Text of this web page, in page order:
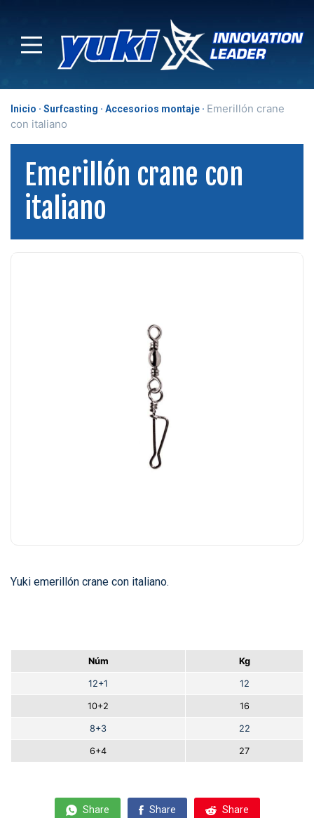
Inicio Surfcasting Accesorios montaje
Emerillón crane
con italiano
Emerillón crane con
italiano
Yuki emerillón crane con italiano.
Núm Kg
12+1 12
10+2 16
8+3 22
6+4 27
Share Share Share